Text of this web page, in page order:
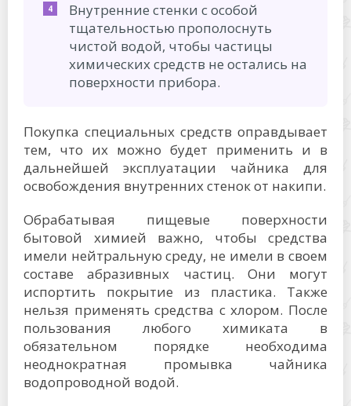
Внутренние стенки с особой
тщательностью прополоснуть
чистой водой, чтобы частицы
химических средств не остались на
поверхности прибора.
Покупка специальных средств оправдывает
тем, что их можно будет применить и в
дальнейшей эксплуатации чайника для
освобождения внутренних стенок от накипи.
Обрабатывая пищевые поверхности
бытовой химией важно, чтобы средства
имели нейтральную среду, не имели в своем
составе абразивных частиц. Они могут
испортить покрытие из пластика. Также
нельзя применять средства с хлором. После
пользования любого химиката в
обязательном порядке необходима
неоднократная промывка чайника
водопроводной водой.